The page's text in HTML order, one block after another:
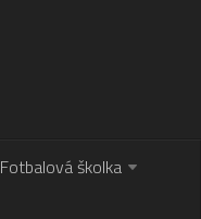
Fotbalová školka